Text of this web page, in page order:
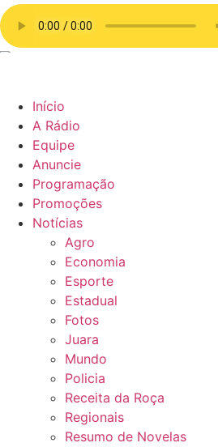
Início
A Rádio
Equipe
Anuncie
Programação
Promoções
Notícias
Agro
Economia
Esporte
Estadual
Fotos
Juara
Mundo
Policia
Receita da Roça
Regionais
Resumo de Novelas